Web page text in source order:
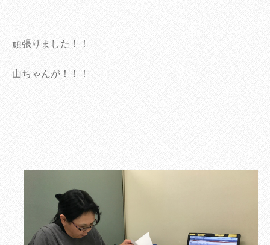
頑張りました！！
山ちゃんが！！！